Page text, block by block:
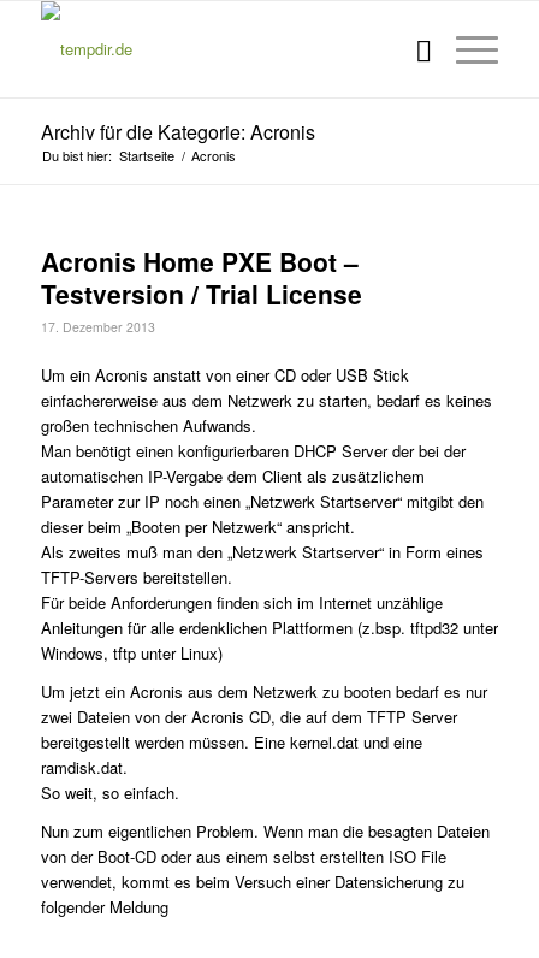
Archiv für die Kategorie: Acronis
Du bist hier: Startseite / Acronis
Acronis Home PXE Boot –
Testversion / Trial License
17. Dezember 2013
Um ein Acronis anstatt von einer CD oder USB Stick
einfachererweise aus dem Netzwerk zu starten, bedarf es keines
großen technischen Aufwands.
Man benötigt einen konfigurierbaren DHCP Server der bei der
automatischen IP-Vergabe dem Client als zusätzlichem
Parameter zur IP noch einen „Netzwerk Startserver“ mitgibt den
dieser beim „Booten per Netzwerk“ anspricht.
Als zweites muß man den „Netzwerk Startserver“ in Form eines
TFTP-Servers bereitstellen.
Für beide Anforderungen finden sich im Internet unzählige
Anleitungen für alle erdenklichen Plattformen (z.bsp. tftpd32 unter
Windows, tftp unter Linux)
Um jetzt ein Acronis aus dem Netzwerk zu booten bedarf es nur
zwei Dateien von der Acronis CD, die auf dem TFTP Server
bereitgestellt werden müssen. Eine kernel.dat und eine
ramdisk.dat.
So weit, so einfach.
Nun zum eigentlichen Problem. Wenn man die besagten Dateien
von der Boot-CD oder aus einem selbst erstellten ISO File
verwendet, kommt es beim Versuch einer Datensicherung zu
folgender Meldung